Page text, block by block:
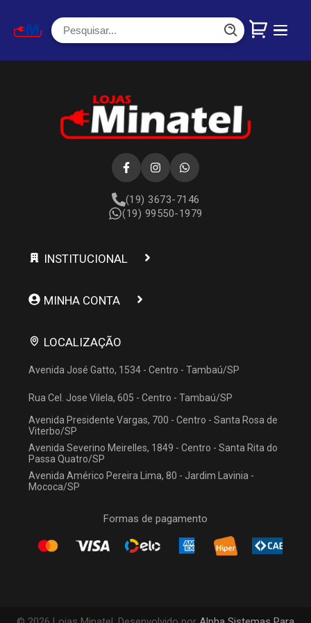
(19) 3673-7146
(19) 99550-1979
INSTITUCIONAL
MINHA CONTA
LOCALIZAÇÃO
Avenida José Gatto, 1534 -Centro -Tambaú/SP
Rua Cel. Jose Vilela, 605 -Centro -Tambaú/SP
Avenida Presidente Vargas, 700 -Centro -Santa Rosa de
Viterbo/SP
Avenida Severino Meirelles, 1849 -Centro -Santa Rita do
Passa Quatro/SP
Avenida Américo Pereira Lima, 80 - Jardim Lavinia -
Mococa/SP
Formas de pagamento